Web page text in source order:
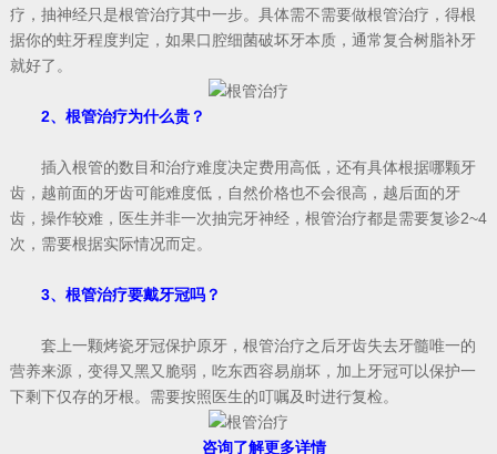
疗，抽神经只是根管治疗其中一步。具体需不需要做根管治疗，得根
据你的蛀牙程度判定，如果口腔细菌破坏牙本质，通常复合树脂补牙
就好了。
2、根管治疗为什么贵？
插入根管的数目和治疗难度决定费用高低，还有具体根据哪颗牙
齿，越前面的牙齿可能难度低，自然价格也不会很高，越后面的牙
齿，操作较难，医生并非一次抽完牙神经，根管治疗都是需要复诊2~4
次，需要根据实际情况而定。
3、根管治疗要戴牙冠吗？
套上一颗烤瓷牙冠保护原牙，根管治疗之后牙齿失去牙髓唯一的
营养来源，变得又黑又脆弱，吃东西容易崩坏，加上牙冠可以保护一
下剩下仅存的牙根。需要按照医生的叮嘱及时进行复检。
咨询了解更多详情